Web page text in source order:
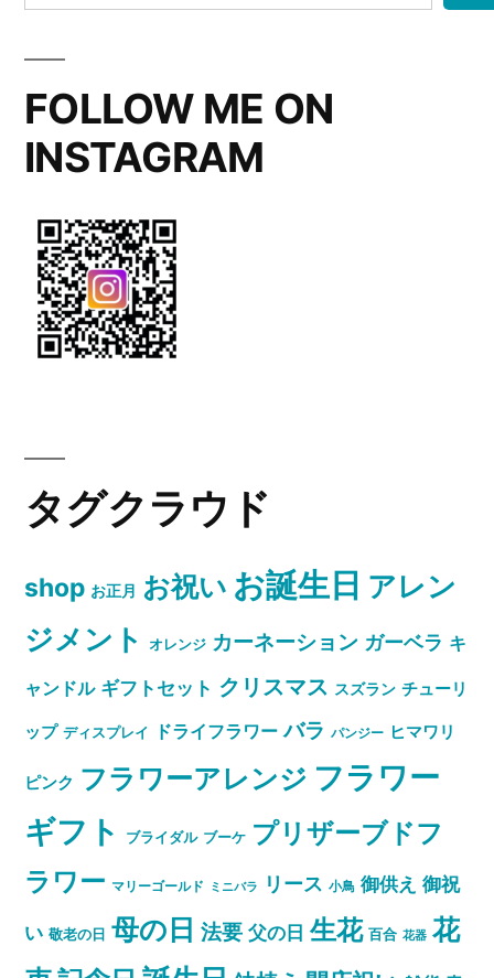
FOLLOW ME ON
INSTAGRAM
タグクラウド
shop お正月 お祝い お誕生日 アレン
ジメント
オレンジ カーネーション ガーベラ キ
ャンドル ギフトセット クリスマス スズラン チューリ
ップ ディスプレイ ドライフラワー バラ パンジー ヒマワリ
ピンク フラワーアレンジ フラワー
ギフト
ブライダル ブーケ プリザーブドフ
ラワー マリーゴールド ミニバラ リース 小鳥 御供え 御祝
い 敬老の日 母の日 法要 父の日 生花 百合 花器 花